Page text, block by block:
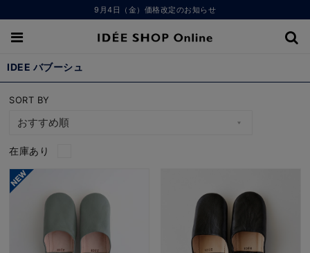
9月4日（金）価格改定のお知らせ
IDEE バブーシュ
SORT BY
在庫あり